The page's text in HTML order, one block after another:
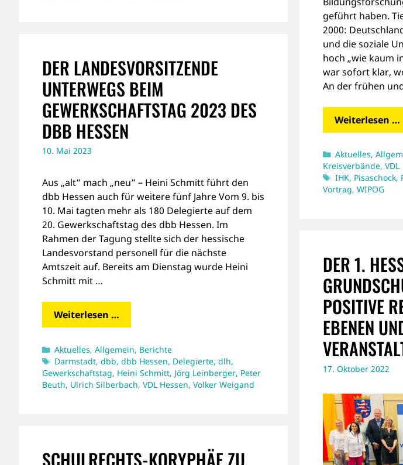
geführt haben.
2000:
und die soziale
hoch „wie kaum
war sofort klar,
An der frühen
Weiterlesen …
Kategorien
Aktuelles,
Kreisverbände, VDL
Schlagwörter
IHK, Pisaschock,
Vortrag, WIPOG
DER LANDESVORSITZENDE
UNTERWEGS BEIM
GEWERKSCHAFTSTAG 2023 DES
DBB HESSEN
10. Mai 2023
Aus „alt“ mach „neu“ – Heini Schmitt führt den
dbb Hessen auch für weitere fünf Jahre Vom 9. bis
10. Mai tagten mehr als 180 Delegierte auf dem
20. Gewerkschaftstag des dbb Hessen. Im
Rahmen der Tagung stellte sich der hessische
Landesvorstand personell für die nächste
Amtszeit auf. Bereits am Dienstag wurde Heini
Schmitt mit …
Weiterlesen …
Kategorien
Aktuelles,Allgemein, Berichte
Schlagwörter
Darmstadt,dbb,dbb Hessen, Delegierte,dlh,
Gewerkschaftstag, Heini Schmitt, Jörg Leinberger, Peter
Beuth, Ulrich Silberbach, VDL Hessen, Volker Weigand
DER 1.
POSITIVE
EBENEN
17. Oktober 2022
SCHULRECHTS-KORYPHÄE ZU